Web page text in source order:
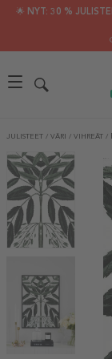
🌟 NYT: 30 %
JULISTEET / VÄRI / VIHREÄT /